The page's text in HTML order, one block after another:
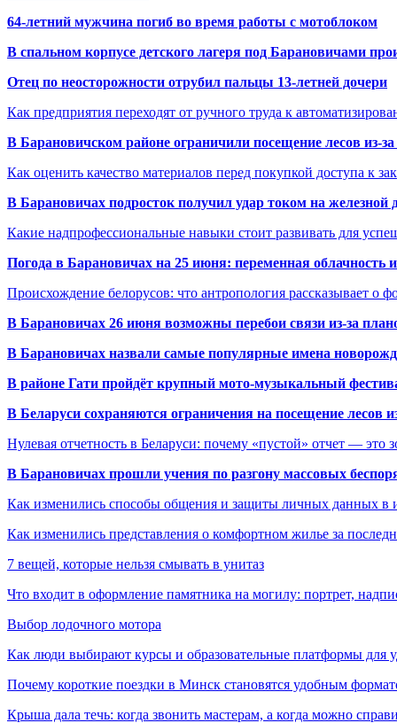
64-летний мужчина погиб во время работы с мотоблоком
В спальном корпусе детского лагеря под Барановичами
Отец по неосторожности отрубил пальцы 13-летней дочери
Как предприятия переходят от ручного труда к
В Барановичском районе ограничили посещение лесов из-
Как оценить качество материалов перед покупкой доступа к
В Барановичах подросток получил удар током на железной
Какие надпрофессиональные навыки стоит развивать для
Погода в Барановичах на 25 июня: переменная облачность
Происхождение белорусов: что антропология рассказывает о
В Барановичах 26 июня возможны перебои связи из-за
В Барановичах назвали самые популярные имена
В районе Гати пройдёт крупный мото-музыкальный
В Беларуси сохраняются ограничения на посещение лесов
Нулевая отчетность в Беларуси: почему «пустой» отчет — это
В Барановичах прошли учения по разгону массовых
Как изменились способы общения и защиты личных данных в
Как изменились представления о комфортном жилье за
7 вещей, которые нельзя смывать в унитаз
Что входит в оформление памятника на могилу: портрет,
Выбор лодочного мотора
Как люди выбирают курсы и образовательные платформы для
Почему короткие поездки в Минск становятся удобным
Крыша дала течь: когда звонить мастерам, а когда можно